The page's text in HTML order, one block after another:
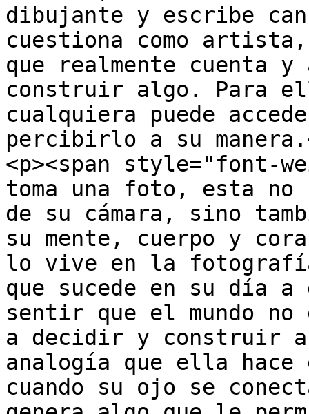
dibujante y escribe
cuestiona como
que realmente cuenta y
construir algo. Para
cualquiera puede
percibirlo a su
<p><span style="font-
toma una foto, esta no
de su cámara, sino
su mente, cuerpo y
lo vive en la
que sucede en su día
sentir que el mundo
a decidir y construir
analogía que ella hace
cuando su ojo se